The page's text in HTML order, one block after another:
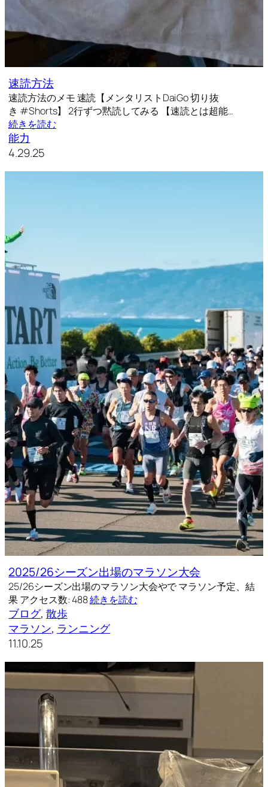
速読方法
速読方法のメモ 速読【メンタリストDaiGo 切り抜
き #Shorts】 2行ずつ黙読してみる 【速読とは超能…
続きを読む
能力
4.29.25
2025/26シーズン出場のマラソン大会
25/26シーズン出場のマラソン大会やで マラソン予定、結
果 アクセス数: 488続きを読む
ブログ, 散歩
マラソン, ランニング
11.10.25